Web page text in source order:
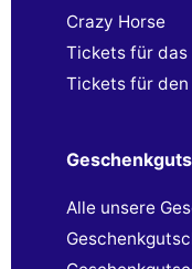
Crazy Horse
Tickets für das
Tickets für den
Alle unsere